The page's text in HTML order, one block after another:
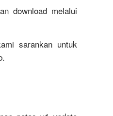
download melalui
sarankan untuk